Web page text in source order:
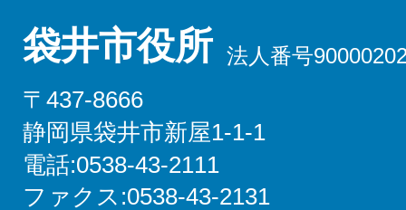
袋井市役所 法人番号
〒437-8666
静岡県袋井市新屋1-1-1
電話:0538-43-2111
ファクス:0538-43-2131